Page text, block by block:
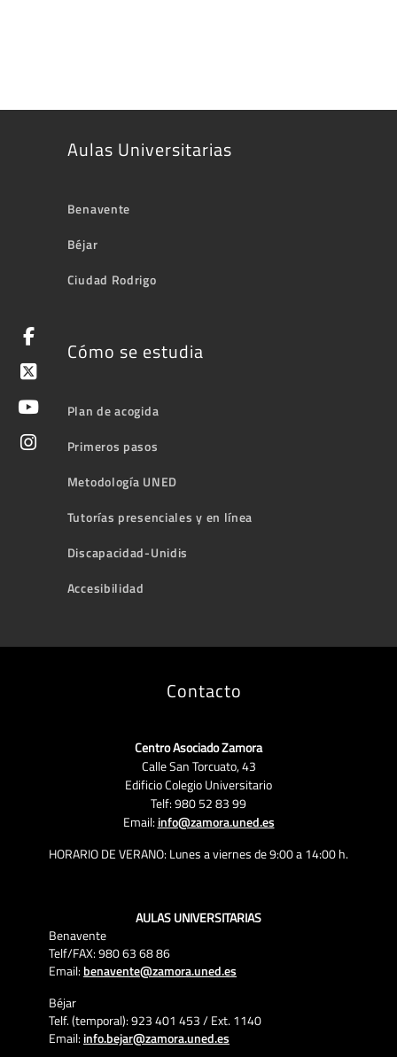
Aulas Universitarias
Benavente
Béjar
Ciudad Rodrigo
Cómo se estudia
Plan de acogida
Primeros pasos
Metodología UNED
Tutorías presenciales y en línea
Discapacidad-Unidis
Accesibilidad
Contacto
Centro Asociado Zamora
Calle San Torcuato, 43
Edificio Colegio Universitario
Telf: 980 52 83 99
Email:info@zamora.uned.es
HORARIO DE VERANO: Lunes a viernes de 9:00 a 14:00 h.
AULAS UNIVERSITARIAS
Benavente
Telf/FAX: 980 63 68 86
Email:benavente@zamora.uned.es
Béjar
Telf. (temporal): 923 401 453 / Ext. 1140
Email:info.bejar@zamora.uned.es